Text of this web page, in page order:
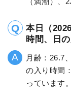
本日（
時間、日
月齢：26.7
の入り時間
っています。